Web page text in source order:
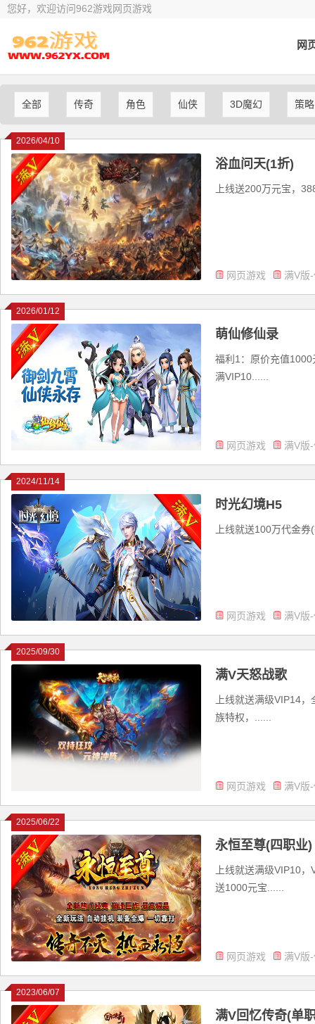
您好，欢迎访问962游戏网页游戏
网
全部 传奇 角色 仙侠 3D魔幻 策略
2026/04/10
浴血问天(1折)
上线送200万元宝，
网页游戏 满V版
2026/01/12
萌仙修仙录
福利1：原价充值
满VIP10......
网页游戏 满V版
2024/11/14
时光幻境H5
上线就送100万代金
网页游戏 满V版
2025/09/30
满V天怒战歌
上线就送满级VIP14
族特权，......
网页游戏 满V版
2025/06/22
永恒至尊(四职业)
上线就送满级VIP10
送1000元宝......
网页游戏 满V版
2023/06/07
满V回忆传奇(单